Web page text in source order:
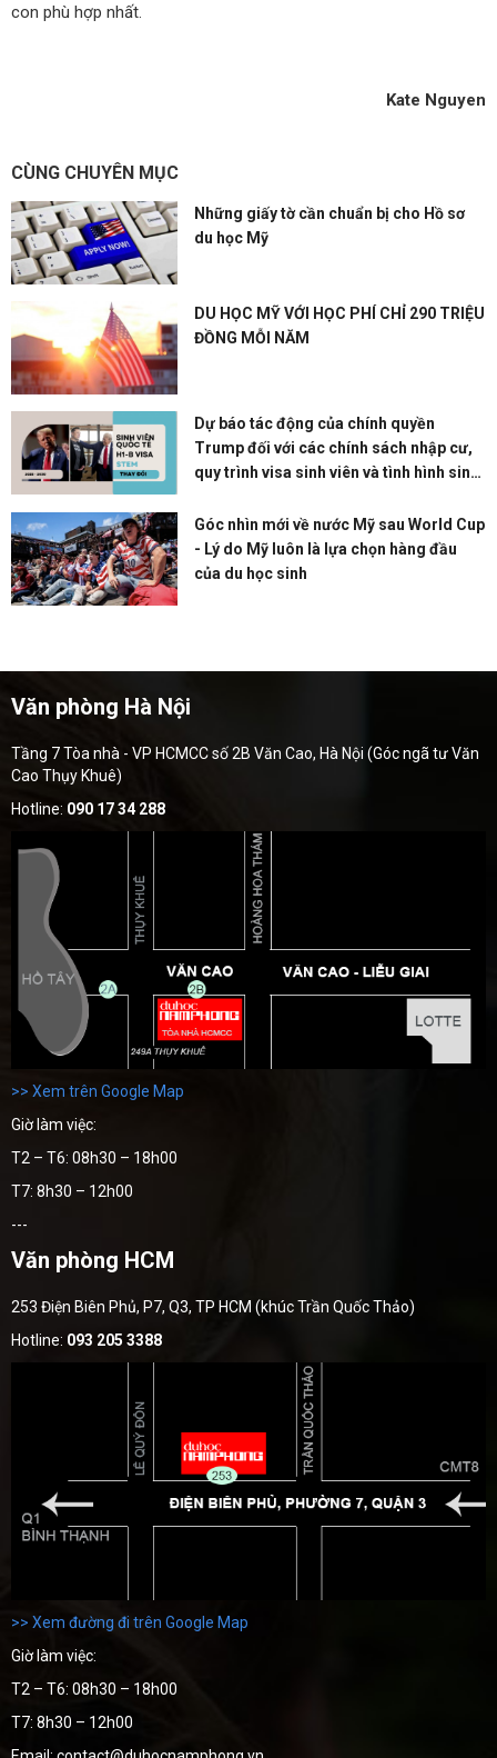
con phù hợp nhất.
Kate Nguyen
CÙNG CHUYÊN MỤC
Những giấy tờ cần chuẩn bị cho Hồ sơ
du học Mỹ
DU HỌC MỸ VỚI HỌC PHÍ CHỈ 290 TRIỆU
ĐỒNG MỖI NĂM
Dự báo tác động của chính quyền
Trump đối với các chính sách nhập cư,
quy trình visa sinh viên và tình hình sinh
Góc nhìn mới về nước Mỹ sau World Cup
- Lý do Mỹ luôn là lựa chọn hàng đầu
của du học sinh
Văn phòng Hà Nội
Tầng 7 Tòa nhà - VP HCMCC số 2B Văn Cao, Hà Nội (Góc ngã tư Văn
Cao Thụy Khuê)
Hotline: 090 17 34 288
>> Xem trên Google Map
Giờ làm việc:
T2 – T6: 08h30 – 18h00
T7: 8h30 – 12h00
---
Văn phòng HCM
253 Điện Biên Phủ, P7, Q3, TP HCM (khúc Trần Quốc Thảo)
Hotline: 093 205 3388
>> Xem đường đi trên Google Map
Giờ làm việc:
T2 – T6: 08h30 – 18h00
T7: 8h30 – 12h00